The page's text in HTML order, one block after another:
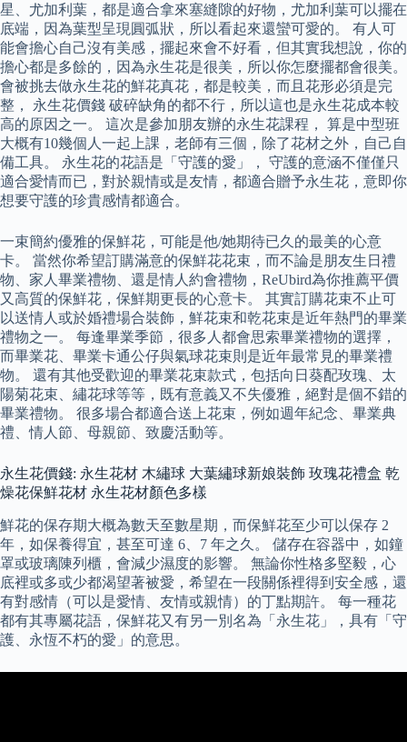
星、尤加利葉，都是適合拿來塞縫隙的好物，尤加利葉可以擺在
底端，因為葉型呈現圓弧狀，所以看起來還蠻可愛的。 有人可
能會擔心自己沒有美感，擺起來會不好看，但其實我想說，你的
擔心都是多餘的，因為永生花是很美，所以你怎麼擺都會很美。
會被挑去做永生花的鮮花真花，都是較美，而且花形必須是完
整， 永生花價錢 破碎缺角的都不行，所以這也是永生花成本較
高的原因之一。 這次是參加朋友辦的永生花課程， 算是中型班
大概有10幾個人一起上課，老師有三個，除了花材之外，自己自
備工具。 永生花的花語是「守護的愛」， 守護的意涵不僅僅只
適合愛情而已，對於親情或是友情，都適合贈予永生花，意即你
想要守護的珍貴感情都適合。
一束簡約優雅的保鮮花，可能是他/她期待已久的最美的心意
卡。 當然你希望訂購滿意的保鮮花花束，而不論是朋友生日禮
物、家人畢業禮物、還是情人約會禮物，ReUbird為你推薦平價
又高質的保鮮花，保鮮期更長的心意卡。 其實訂購花束不止可
以送情人或於婚禮場合裝飾，鮮花束和乾花束是近年熱門的畢業
禮物之一。 每逢畢業季節，很多人都會思索畢業禮物的選擇，
而畢業花、畢業卡通公仔與氣球花束則是近年最常見的畢業禮
物。 還有其他受歡迎的畢業花束款式，包括向日葵配玫瑰、太
陽菊花束、繡花球等等，既有意義又不失優雅，絕對是個不錯的
畢業禮物。 很多場合都適合送上花束，例如週年紀念、畢業典
禮、情人節、母親節、致慶活動等。
永生花價錢: 永生花材 木繡球 大葉繡球新娘裝飾 玫瑰花禮盒 乾
燥花保鮮花材 永生花材顏色多樣
鮮花的保存期大概為數天至數星期，而保鮮花至少可以保存 2
年，如保養得宜，甚至可達 6、7 年之久。 儲存在容器中，如鐘
罩或玻璃陳列櫃，會減少濕度的影響。 無論你性格多堅毅，心
底裡或多或少都渴望著被愛，希望在一段關係裡得到安全感，還
有對感情（可以是愛情、友情或親情）的丁點期許。 每一種花
都有其專屬花語，保鮮花又有另一別名為「永生花」，具有「守
護、永恆不朽的愛」的意思。